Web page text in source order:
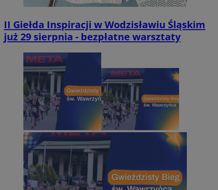
II Giełda Inspiracji w Wodzisławiu Śląskim
już 29 sierpnia - bezpłatne warsztaty